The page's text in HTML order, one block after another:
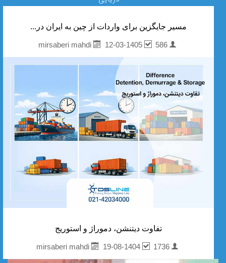
مسیر جایگزین برای واردات از چین به ایران در...
mirsaberi mahdi
12-03-1405 586
تفاوت دیتنشن، دموراژ و استوریج
mirsaberi mahdi
19-08-1404 1736